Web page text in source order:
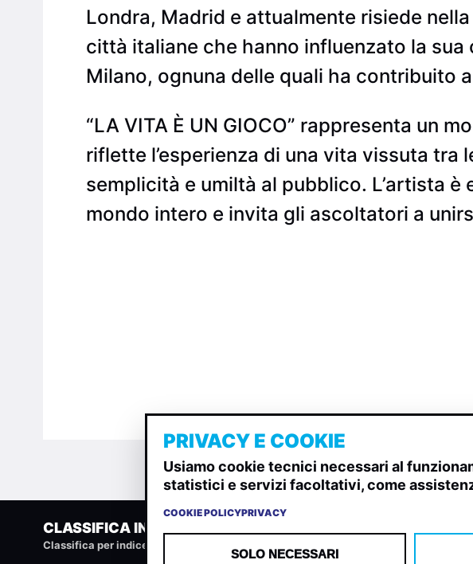
Londra, Madrid e attualmente risiede
città italiane che hanno influenzato la
Milano, ognuna delle quali ha contribuito
“LA VITA È UN GIOCO” rappresenta un
riflette l’esperienza di una vita vissuta
semplicità e umiltà al pubblico. L’artista
mondo intero e invita gli ascoltatori a
CLASSIFICA INDIE
Classifica per indice di gradimento generata dall analisi di uscite, streaming web e
PRIVACY E COOKIE
Usiamo cookie tecnici necessari al
statistici e servizi facoltativi, come
COOKIE POLICYPRIVACY
SOLO NECESSARI